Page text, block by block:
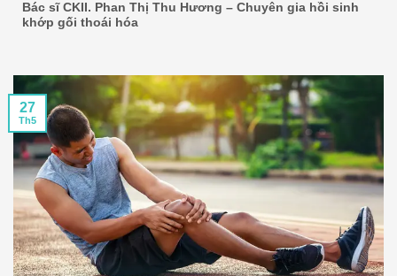
Bác sĩ CKII. Phan Thị Thu Hương – Chuyên gia hồi sinh
khớp gối thoái hóa
27
Th5